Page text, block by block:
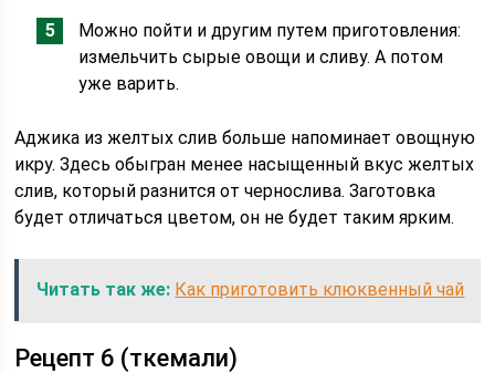
Можно пойти и другим путем приготовления:
измельчить сырые овощи и сливу. А потом
уже варить.
Аджика из желтых слив больше напоминает овощную
икру. Здесь обыгран менее насыщенный вкус желтых
слив, который разнится от чернослива. Заготовка
будет отличаться цветом, он не будет таким ярким.
Читать так же: Как приготовить клюквенный чай
Рецепт 6 (ткемали)